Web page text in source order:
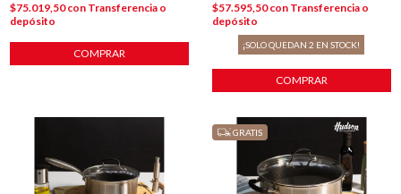
$75.019,50con Transferencia o
depósito
COMPRAR
$57.595,50con Transferencia o
depósito
¡SOLO QUEDAN2 EN STOCK!
COMPRAR
GRATIS